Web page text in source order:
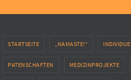
STARTSEITE „NAMASTE!“
PATENSCHAFTEN MEDIZINPROJEKTE